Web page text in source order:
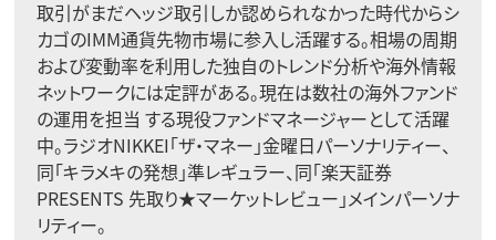
取引がまだヘッジ取引しか認められなかった時代からシ
カゴのIMM通貨先物市場に参入し活躍する。相場の周期
および変動率を利用した独自のトレンド分析や海外情報
ネットワークには定評がある。現在は数社の海外ファンド
の運用を担当 する現役ファンドマネージャーとして活躍
中。ラジオNIKKEI「ザ・マネー」金曜日パーソナリティー、
同「キラメキの発想」準レギュラー、同「楽天証券
PRESENTS 先取り★マーケットレビュー」メインパーソナ
リティー。